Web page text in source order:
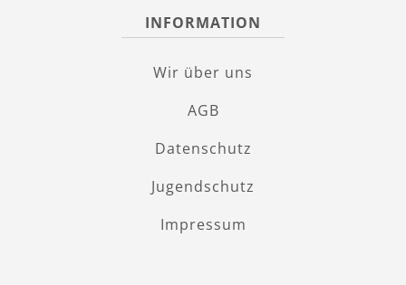
INFORMATION
Wir über uns
AGB
Datenschutz
Jugendschutz
Impressum